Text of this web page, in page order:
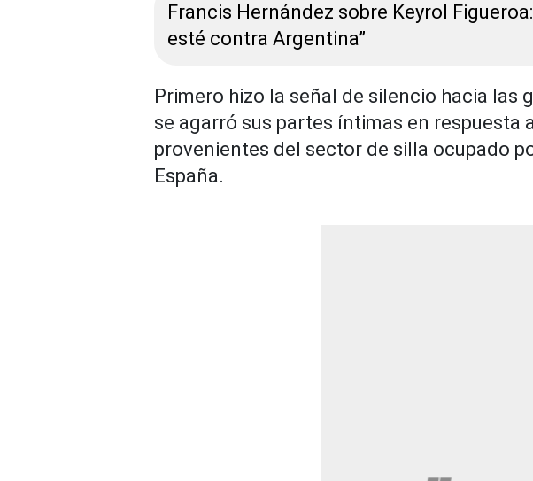
Francis Hernández sobre Keyrol
esté contra Argentina”
Primero hizo la señal de silencio hacia las
se agarró sus partes íntimas en respuesta
provenientes del sector de silla ocupado
España.